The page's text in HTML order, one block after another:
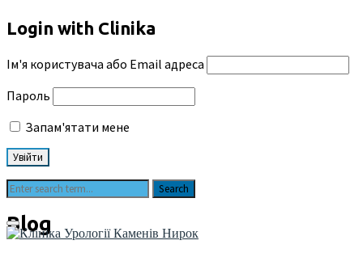
Login with Clinika
Ім'я користувача або Email адреса
Пароль
Запам'ятати мене
Blog